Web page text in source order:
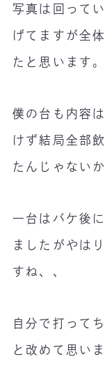
写真は回って
げてますが全
たと思います。
僕の台も内容
けず結局全部
たんじゃない
一台はバケ後
ましたがやは
すね、、
自分で打って
と改めて思い